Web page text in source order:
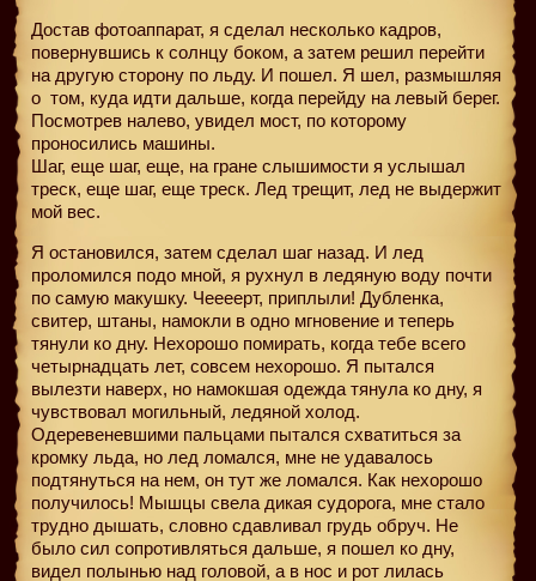
Достав фотоаппарат, я сделал несколько кадров,
повернувшись к солнцу боком, а затем решил перейти
на другую сторону по льду. И пошел. Я шел, размышляя
о том, куда идти дальше, когда перейду на левый берег.
Посмотрев налево, увидел мост, по которому
проносились машины.
Шаг, еще шаг, еще, на гране слышимости я услышал
треск, еще шаг, еще треск. Лед трещит, лед не выдержит
мой вес.
Я остановился, затем сделал шаг назад. И лед
проломился подо мной, я рухнул в ледяную воду почти
по самую макушку. Чеееерт, приплыли! Дубленка,
свитер, штаны, намокли в одно мгновение и теперь
тянули ко дну. Нехорошо помирать, когда тебе всего
четырнадцать лет, совсем нехорошо. Я пытался
вылезти наверх, но намокшая одежда тянула ко дну, я
чувствовал могильный, ледяной холод.
Одеревеневшими пальцами пытался схватиться за
кромку льда, но лед ломался, мне не удавалось
подтянуться на нем, он тут же ломался. Как нехорошо
получилось! Мышцы свела дикая судорога, мне стало
трудно дышать, словно сдавливал грудь обруч. Не
было сил сопротивляться дальше, я пошел ко дну,
видел полынью над головой, а в нос и рот лилась